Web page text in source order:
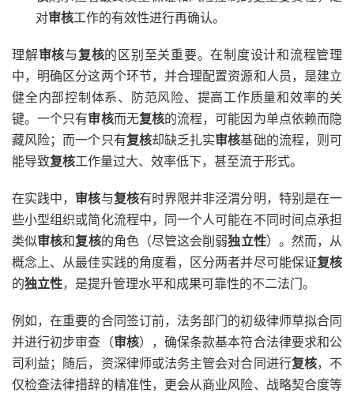
对审核工作的有效性进行再确认。
理解审核与复核的区别至关重要。在制度设计和流程管理
中，明确区分这两个环节，并合理配置资源和人员，是建立
健全内部控制体系、防范风险、提高工作质量和效率的关
键。一个只有审核而无复核的流程，可能因为单点依赖而隐
藏风险；而一个只有复核却缺乏扎实审核基础的流程，则可
能导致复核工作量过大、效率低下，甚至流于形式。
在实践中， 审核与复核有时界限并非泾渭分明，特别是在一
些小型组织或简化流程中，同一个人可能在不同时间点承担
类似审核和复核的角色（尽管这会削弱独立性）。然而，从
概念上、从最佳实践的角度看，区分两者并尽可能保证复核
的独立性，是提升管理水平和成果可靠性的不二法门。
例如，在重要的合同签订前，法务部门的初级律师草拟合同
并进行初步审查（审核），确保条款基本符合法律要求和公
司利益；随后，资深律师或法务主管会对合同进行复核，不
仅检查法律措辞的精准性，更会从商业风险、战略契合度等